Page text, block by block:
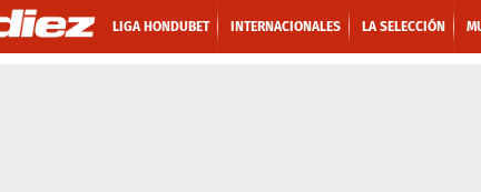
LIGA HONDUBET INTERNACIONALES LA SELECCIÓN